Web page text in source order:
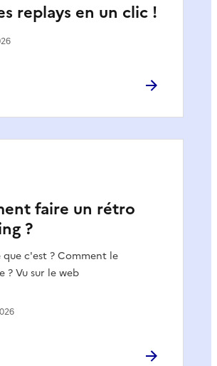
replays en un clic !
faire un rétro
?
que c'est ? Comment le
? Vu sur le web